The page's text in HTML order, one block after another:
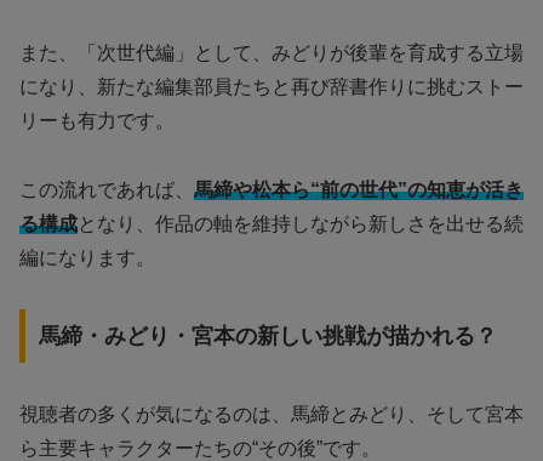
また、「次世代編」として、みどりが後輩を育成する立場
になり、新たな編集部員たちと再び辞書作りに挑むストー
リーも有力です。
この流れであれば、 馬締や松本ら“前の世代”の知恵が活き
る構成となり、作品の軸を維持しながら新しさを出せる続
編になります。
馬締・みどり・宮本の新しい挑戦が描かれる？
視聴者の多くが気になるのは、馬締とみどり、そして宮本
ら主要キャラクターたちの“その後”です。